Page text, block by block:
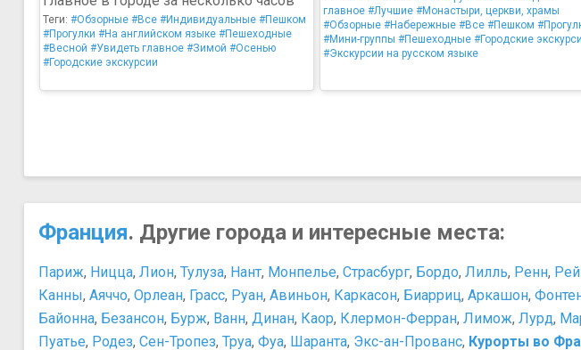
Теги: #Обзорные #Все #Индивидуальные #Пешком
#Прогулки #На английском языке #Пешеходные
#Весной #Увидеть главное #Зимой #Осенью
#Городские экскурсии
главное #Лучшие #Монастыри, церкви, храмы
#Обзорные #Набережные #Все #Пешком
#Мини-группы #Пешеходные #Городские
#Экскурсии на русском языке
Франция. Другие города и интересные места:
Париж, Ницца, Лион, Тулуза, Нант, Монпелье, Страсбург, Бордо, Лилль, Ренн,
Канны, Аяччо, Орлеан, Грасс, Руан, Авиньон, Каркасон, Биарриц, Аркашон,
Байонна, Безансон, Бурж, Ванн, Динан, Каор, Клермон-Ферран, Лимож, Лурд,
Пуатье, Родез, Сен-Тропез, Труа, Фуа, Шаранта, Экс-ан-Прованс, Курорты во